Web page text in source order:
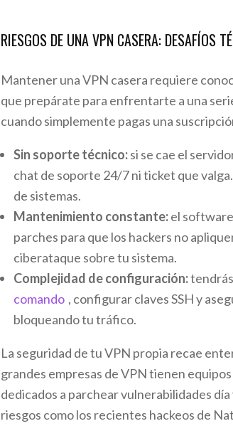
RIESGOS DE UNA VPN CASERA: DESAFÍOS
Mantener una VPN casera requiere
que prepárate para enfrentarte a una
cuando simplemente pagas una
Sin soporte técnico:si se cae el
chat de soporte 24/7 ni ticket que
de sistemas.
Mantenimiento constante:el
parches para que los hackers no
ciberataque sobre tu sistema.
Complejidad de configuración:
comando , configurar claves SSH y
bloqueando tu tráfico.
La seguridad de tu VPN propia recae
grandes empresas de VPN tienen
dedicados a parchear vulnerabilidades
riesgos como los recientes hackeos de